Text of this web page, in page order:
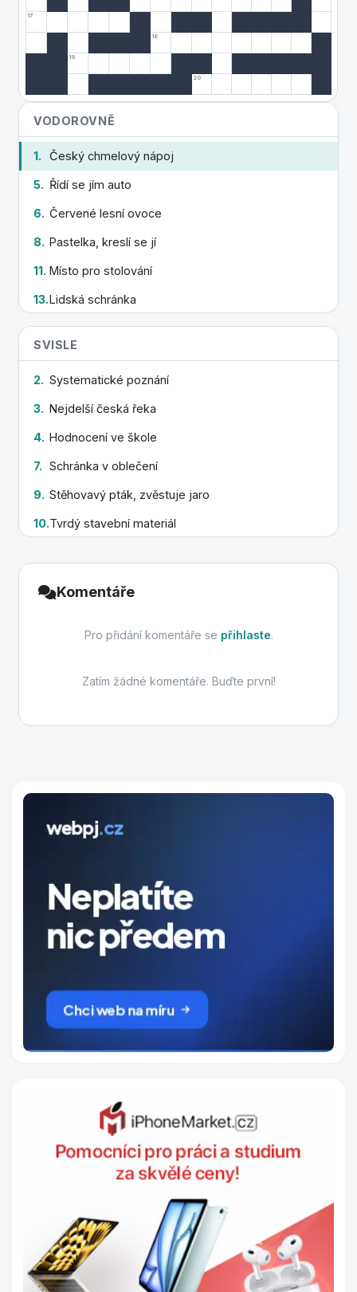
17
18
19
20
VODOROVNĚ
1. Český chmelový nápoj
5. Řídí se jím auto
6. Červené lesní ovoce
8. Pastelka, kreslí se jí
11. Místo pro stolování
13.Lidská schránka
16.Místo platby v obchodě
18. Pohoří s Krakonošem
19. Velký kus horniny
20.Kryje motor auta
SVISLE
2. Systematické poznání
3. Nejdelší česká řeka
4. Hodnocení ve škole
7. Schránka v oblečení
9. Stěhovavý pták, zvěstuje jaro
10.Tvrdý stavební materiál
Červené letní ovoce
Komentáře
Pro přidání komentáře se přihlaste.
Zatím žádné komentáře. Buďte první!